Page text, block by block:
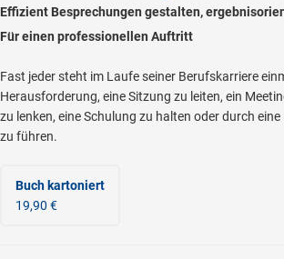
Effizient Besprechungen gestalten,
Für einen professionellen Auftritt
Fast jeder steht im Laufe seiner Berufskarriere
Herausforderung, eine Sitzung zu leiten, ein
zu lenken, eine Schulung zu halten oder durch
zu führen.
Buch kartoniert
19,90 €